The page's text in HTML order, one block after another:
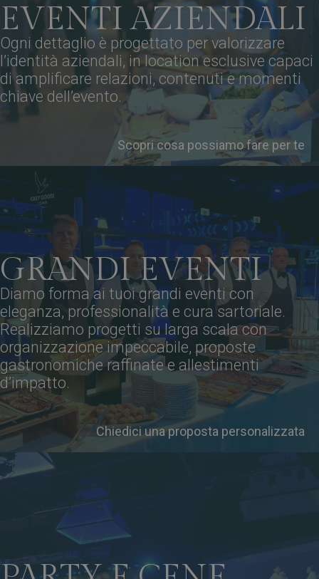
EVENTI AZIENDALI
Ogni dettaglio è progettato per valorizzare
l’identità aziendali, in location esclusive capaci
di amplificare relazioni, contenuti e momenti
chiave dell’evento.
Scopri cosa possiamo fare per te
GRANDI EVENTI
Diamo forma ai tuoi grandi eventi con
eleganza, professionalità e cura sartoriale.
Realizziamo progetti su larga scala con
organizzazione impeccabile, proposte
gastronomiche raffinate e allestimenti
d’impatto.
Chiedici una proposta personalizzata